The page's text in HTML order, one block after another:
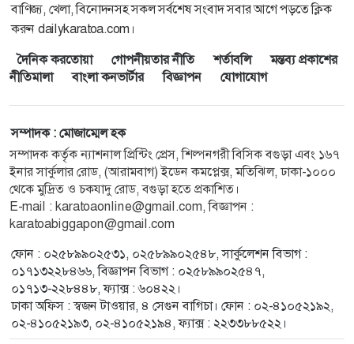
বাণিজ্য, খেলা, বিনোদনসহ সকল সর্বশেষ সংবাদ সবার আগে পড়তে ক্লিক
করুন dailykaratoa.com।
দৈনিক করতোয়া
গোপনীয়তার নীতি শর্তাবলি
মন্তব্য প্রকাশের
নীতিমালা
বাংলা কনভার্টার বিজ্ঞাপন যোগাযোগ
সম্পাদক : মোজাম্মেল হক
সম্পাদক কর্তৃক ন্যাশনাল প্রিন্টিং প্রেস, শিল্পনগরী বিসিক বগুড়া এবং ১৬৭
ইনার সার্কুলার রোড, (আরামবাগ) ইডেন কমপ্লেক্স, মতিঝিল, ঢাকা-১০০০
থেকে মুদ্রিত ও চকযাদু রোড, বগুড়া হতে প্রকাশিত।
E-mail : karatoaonline@gmail.com, বিজ্ঞাপন :
karatoabiggapon@gmail.com
ফোন : ০২৫৮৯৯০২৫৩১, ০২৫৮৯৯০২৫৪৮, সার্কুলেশন বিভাগ :
০১৭১৩২২৮৪৬৬, বিজ্ঞাপন বিভাগ : ০২৫৮৯৯০২৫৪৭,
০১৭১৩-২২৮৪৪৮, ফ্যাক্স : ৬০৪২২।
ঢাকা অফিস : স্বজন টাওয়ার, ৪ সেগুন বাগিচা। ফোন : ০২-৪১০৫২১৯২,
০২-৪১০৫২১৯৩, ০২-৪১০৫২১৯৪, ফ্যাক্স : ২২৩৩৮৮৫২২।